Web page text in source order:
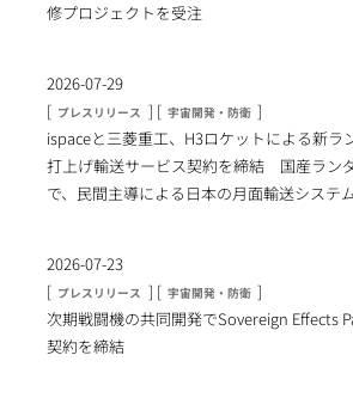
修プロジェクトを受注
2026-07-29
[ プレスリリース ] [ 宇宙開発・防衛 ]
ispaceと三菱重工、H3ロケットによる新ラ
打上げ輸送サービス契約を締結 国産ラン
で、民間主導による日本の月面輸送システ
2026-07-23
[ プレスリリース ] [ 宇宙開発・防衛 ]
次期戦闘機の共同開発でSovereign Effects
契約を締結